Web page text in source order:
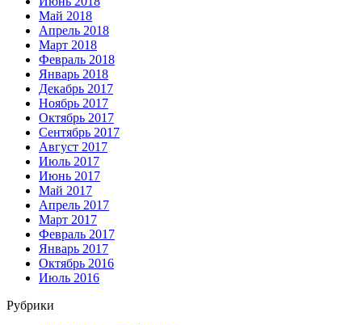
Май 2018
Апрель 2018
Март 2018
Февраль 2018
Январь 2018
Декабрь 2017
Ноябрь 2017
Октябрь 2017
Сентябрь 2017
Август 2017
Июль 2017
Июнь 2017
Май 2017
Апрель 2017
Март 2017
Февраль 2017
Январь 2017
Октябрь 2016
Июль 2016
Рубрики